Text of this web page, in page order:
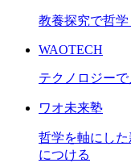
教養探究で哲
WAOTECH
テクノロジー
ワオ未来塾
哲学を軸にし
につける